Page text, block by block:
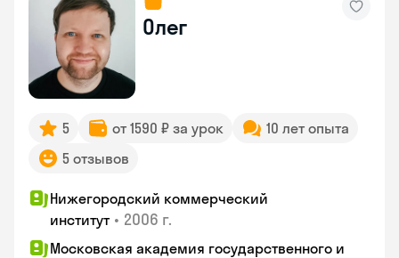
Олег
5 от 1590 ₽ за урок
10 лет опыта
5 отзывов
Нижегородский коммерческий
институт • 2006 г.
Московская академия государственного и